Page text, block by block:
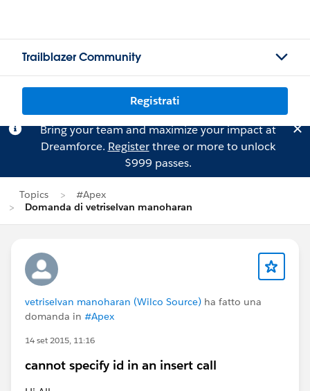
Trailblazer Community
Registrati
Bring your team and maximize your impact at
Dreamforce. Registerthree or more to unlock
$999 passes.
Topics
#Apex
Domanda di vetriselvan manoharan
vetriselvan manoharan (Wilco Source) ha fatto una
domanda in #Apex
14 set 2015, 11:16
cannot specify id in an insert call